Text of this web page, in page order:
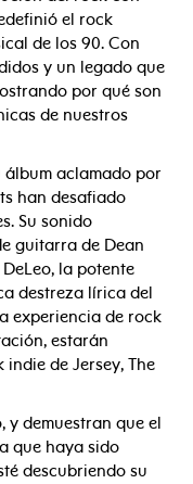
el rock
de los 90. Con
y un legado que
por qué son
de nuestros
álbum aclamado por
han desafiado
Su sonido
guitarra de Dean
la potente
destreza lírica del
experiencia de rock
estarán
de Jersey, The
y demuestran que el
que haya sido
descubriendo su